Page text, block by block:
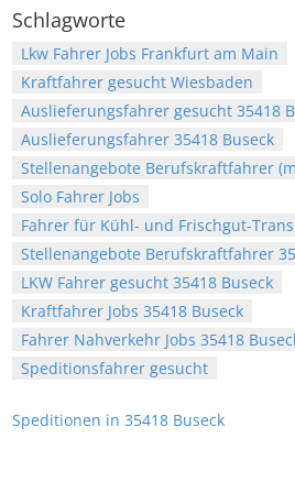
Schlagworte
Lkw Fahrer Jobs Frankfurt am Main
Kraftfahrer gesucht Wiesbaden
Auslieferungsfahrer gesucht 35418
Auslieferungsfahrer 35418 Buseck
Stellenangebote Berufskraftfahrer
Solo Fahrer Jobs
Fahrer für Kühl- und Frischgut-
Stellenangebote Berufskraftfahrer
LKW Fahrer gesucht 35418 Buseck
Kraftfahrer Jobs 35418 Buseck
Fahrer Nahverkehr Jobs 35418
Speditionsfahrer gesucht
Speditionen in 35418 Buseck